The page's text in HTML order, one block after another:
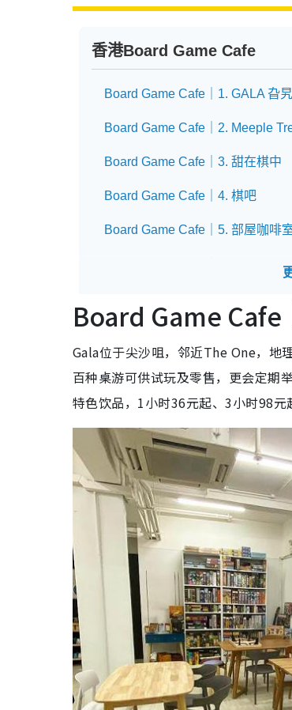
香港Board Game Cafe
Board Game Cafe｜1. GALA 旮旯
Board Game Cafe｜2. Meeple
Board Game Cafe｜3. 甜在棋中
Board Game Cafe｜4. 棋吧
Board Game Cafe｜5. 部屋咖啡
Board Game Cafe｜6. The 5B
Board Game Cafe
Gala位于尖沙咀，邻近The One，地
百种桌游可供试玩及零售，更会定期
特色饮品，1小时36元起、3小时98元